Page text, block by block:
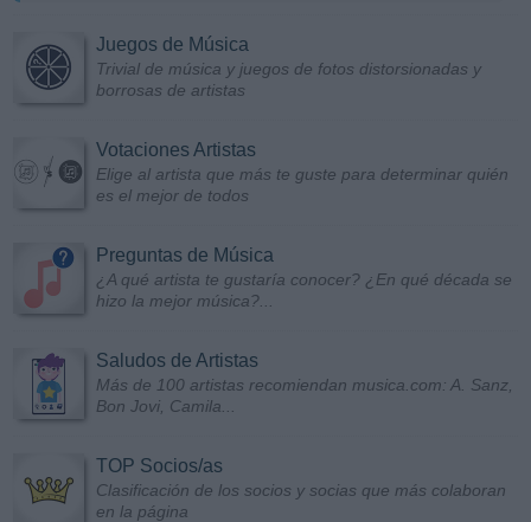
Juegos de Música
Trivial de música y juegos de fotos distorsionadas y
borrosas de artistas
Votaciones Artistas
Elige al artista que más te guste para determinar quién
es el mejor de todos
Preguntas de Música
¿A qué artista te gustaría conocer? ¿En qué década se
hizo la mejor música?...
Saludos de Artistas
Más de 100 artistas recomiendan musica.com: A. Sanz,
Bon Jovi, Camila...
TOP Socios/as
Clasificación de los socios y socias que más colaboran
en la página